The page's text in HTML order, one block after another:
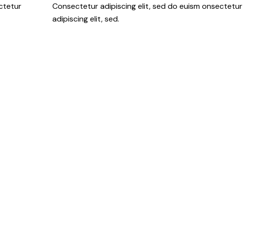
Consectetur adipiscing elit, sed do euism onsectetur
adipiscing elit, sed.